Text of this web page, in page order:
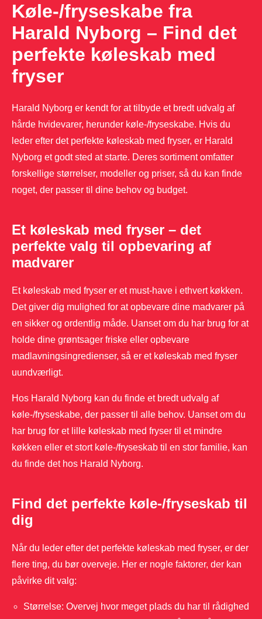
Køle-/fryseskabe fra
Harald Nyborg – Find det
perfekte køleskab med
fryser
Harald Nyborg er kendt for at tilbyde et bredt udvalg af
hårde hvidevarer, herunder køle-/fryseskabe. Hvis du
leder efter det perfekte køleskab med fryser, er Harald
Nyborg et godt sted at starte. Deres sortiment omfatter
forskellige størrelser, modeller og priser, så du kan finde
noget, der passer til dine behov og budget.
Et køleskab med fryser – det
perfekte valg til opbevaring af
madvarer
Et køleskab med fryser er et must-have i ethvert køkken.
Det giver dig mulighed for at opbevare dine madvarer på
en sikker og ordentlig måde. Uanset om du har brug for at
holde dine grøntsager friske eller opbevare
madlavningsingredienser, så er et køleskab med fryser
uundværligt.
Hos Harald Nyborg kan du finde et bredt udvalg af
køle-/fryseskabe, der passer til alle behov. Uanset om du
har brug for et lille køleskab med fryser til et mindre
køkken eller et stort køle-/fryseskab til en stor familie, kan
du finde det hos Harald Nyborg.
Find det perfekte køle-/fryseskab til
dig
Når du leder efter det perfekte køleskab med fryser, er der
flere ting, du bør overveje. Her er nogle faktorer, der kan
påvirke dit valg:
Størrelse: Overvej hvor meget plads du har til rådighed